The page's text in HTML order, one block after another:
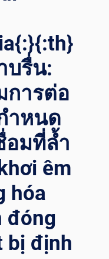
บรื่น:
การต่อ
ำหนด
อมที่ล้ำ
êm
hóa
đóng
bị định